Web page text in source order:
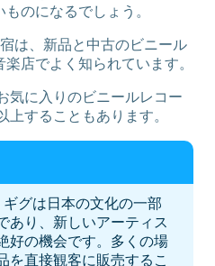
のになるでしょう。
は、新品と中古のビニール
店でよく知られています。
気に入りのビニールレコー
上することもあります。
ギグは日本の文化の一部
あり、新しいアーティス
好の機会です。多くの場
を直接観客に販売するこ